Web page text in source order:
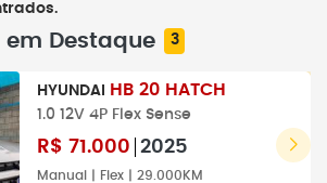
em Destaque 3
HYUNDAI HB 20 HATCH
1.0 12V 4P Flex Sense
R$ 71.000 2025
Manual | Flex | 29.000KM